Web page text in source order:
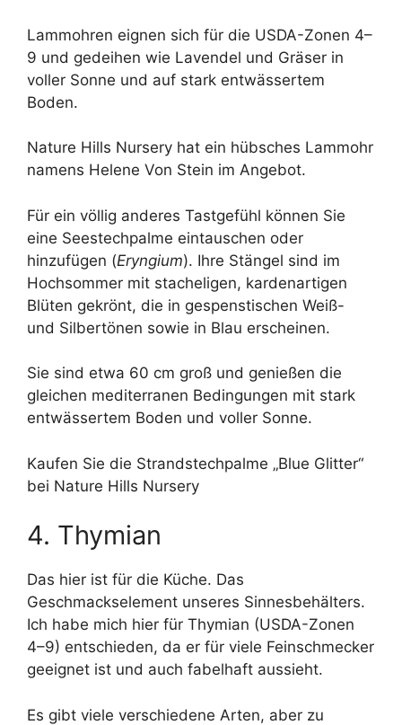
Lammohren eignen sich für die USDA-Zonen 4–
9 und gedeihen wie Lavendel und Gräser in
voller Sonne und auf stark entwässertem
Boden.
Nature Hills Nursery hat ein hübsches Lammohr
namens Helene Von Stein im Angebot.
Für ein völlig anderes Tastgefühl können Sie
eine Seestechpalme eintauschen oder
hinzufügen (Eryngium). Ihre Stängel sind im
Hochsommer mit stacheligen, kardenartigen
Blüten gekrönt, die in gespenstischen Weiß-
und Silbertönen sowie in Blau erscheinen.
Sie sind etwa 60 cm groß und genießen die
gleichen mediterranen Bedingungen mit stark
entwässertem Boden und voller Sonne.
Kaufen Sie die Strandstechpalme „Blue Glitter“
bei Nature Hills Nursery
4. Thymian
Das hier ist für die Küche. Das
Geschmackselement unseres Sinnesbehälters.
Ich habe mich hier für Thymian (USDA-Zonen
4–9) entschieden, da er für viele Feinschmecker
geeignet ist und auch fabelhaft aussieht.
Es gibt viele verschiedene Arten, aber zu